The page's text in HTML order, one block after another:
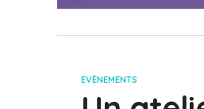
EVÈNEMENTS